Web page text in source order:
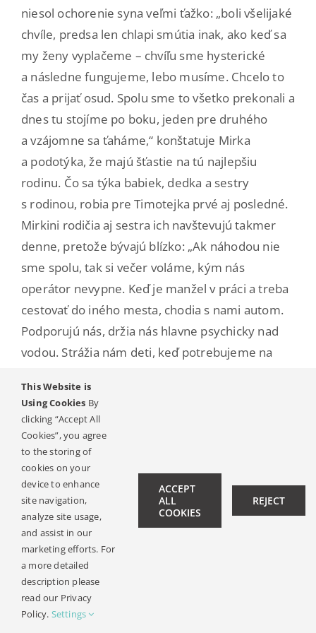
niesol ochorenie syna veľmi ťažko: „boli všelijaké
chvíle, predsa len chlapi smútia inak, ako keď sa
my ženy vyplačeme – chvíľu sme hysterické
a následne fungujeme, lebo musíme. Chcelo to
čas a prijať osud. Spolu sme to všetko prekonali a
dnes tu stojíme po boku, jeden pre druhého
a vzájomne sa ťaháme,“ konštatuje Mirka
a podotýka, že majú šťastie na tú najlepšiu
rodinu. Čo sa týka babiek, dedka a sestry
s rodinou, robia pre Timotejka prvé aj posledné.
Mirkini rodičia aj sestra ich navštevujú takmer
denne, pretože bývajú blízko: „Ak náhodou nie
sme spolu, tak si večer voláme, kým nás
operátor nevypne. Keď je manžel v práci a treba
cestovať do iného mesta, chodia s nami autom.
Podporujú nás, držia nás hlavne psychicky nad
vodou. Strážia nám deti, keď potrebujeme na
nás podporuje, zaujímajú sa všetci a držia nám
palce. Kedykoľvek sa môžem obrátiť i na
manželových súrodencov. Sme v pravidelnom
telefonickom kontakte, píšeme si a stretávame
sa vždy keď je to možné, nakoľko bývajú ďalej od
nás,“ pochvaľuje si Mirka vzácne rodinné vzťahy.
Mama Mirka tvrdí, že i súrodenecké vzťahy sú
vynikajúce a že ide o lásku na celý život: „Nikto
nedostane Kamilku z postele tak rýchlo ako
Timotej a nikto Timotejka do postele na tuľkanie
tak, ako Kamilka. Tým, že je už staršia, vie ho
This Website is
Using Cookies By
clicking “Accept All
Cookies”, you agree
to the storing of
cookies on your
device to enhance
site navigation,
analyze site usage,
and assist in our
marketing efforts. For
a more detailed
description please
read our Privacy
Policy. Settings
ACCEPT
ALL
COOKIES
REJECT